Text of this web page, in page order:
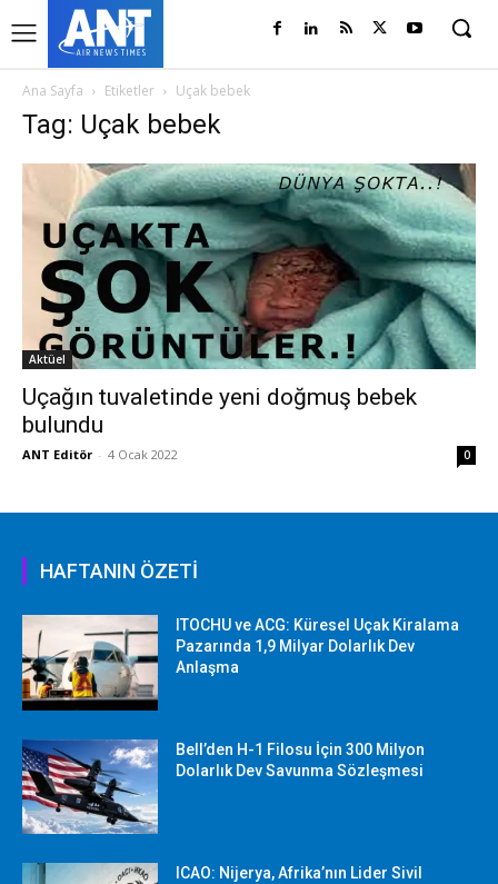
Ana Sayfa Etiketler Uçak bebek
Tag: Uçak bebek
Aktüel
Uçağın tuvaletinde yeni doğmuş bebek
bulundu
ANT Editör - 4 Ocak 2022 0
HAFTANIN ÖZETİ
ITOCHU ve ACG: Küresel Uçak Kiralama
Pazarında 1,9 Milyar Dolarlık Dev
Anlaşma
Bell’den H-1 Filosu İçin 300 Milyon
Dolarlık Dev Savunma Sözleşmesi
ICAO: Nijerya, Afrika’nın Lider Sivil